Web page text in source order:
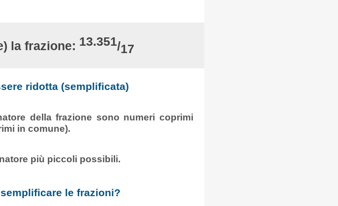
la frazione: 13.351/17
ridotta (semplificata)
della frazione sono numeri coprimi
in comune).
più piccoli possibili.
le frazioni?